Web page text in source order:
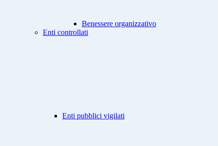
Benessere organizzativo
Enti controllati
Enti pubblici vigilati